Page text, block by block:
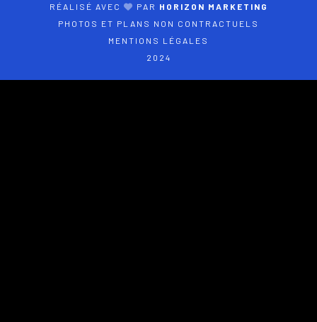
RÉALISÉ AVEC PAR HORIZON MARKETING
PHOTOS ET PLANS NON CONTRACTUELS
MENTIONS LÉGALES
2024